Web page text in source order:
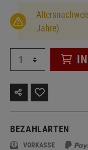
Jahre)
BEZAHLARTEN
VORKASSE